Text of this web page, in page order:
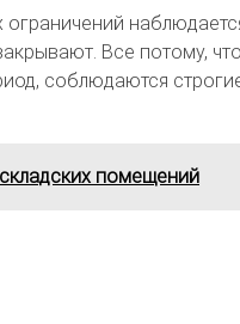
Все потому,
соблюдаются
помещений